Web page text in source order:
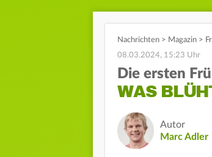
Nachrichten > Magazin >
08.03.2024, 15:23 Uhr
Die ersten
WAS
Autor
Marc Adler